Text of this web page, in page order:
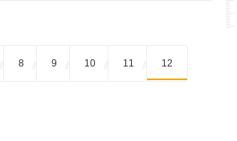
8 9 10 11 12